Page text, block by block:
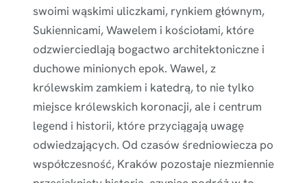
swoimi wąskimi uliczkami, rynkiem głównym,
Sukiennicami, Wawelem i kościołami, które
odzwierciedlają bogactwo architektoniczne i
duchowe minionych epok. Wawel, z
królewskim zamkiem i katedrą, to nie tylko
miejsce królewskich koronacji, ale i centrum
legend i historii, które przyciągają uwagę
odwiedzających. Od czasów średniowiecza po
współczesność, Kraków pozostaje niezmiennie